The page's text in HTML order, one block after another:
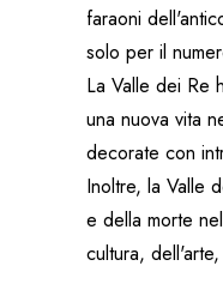
faraoni
solo per il
La Valle dei Re
una nuova vita
decorate con
Inoltre, la Valle
e della morte
cultura,